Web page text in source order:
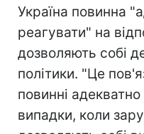
Україна повинна
реагувати" на
дозволяють собі
політики. "Це
повинні
випадки, коли